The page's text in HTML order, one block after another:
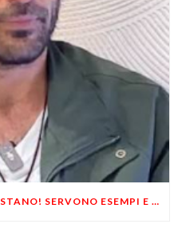
LIBERTÀ, LE IDEE NON BASTANO! SERVONO ESEMPI E UN PO’ DI COERENZA